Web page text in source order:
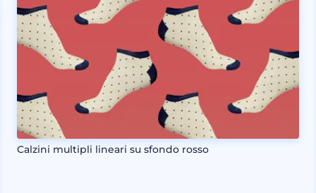
Calzini multipli lineari su sfondo rosso